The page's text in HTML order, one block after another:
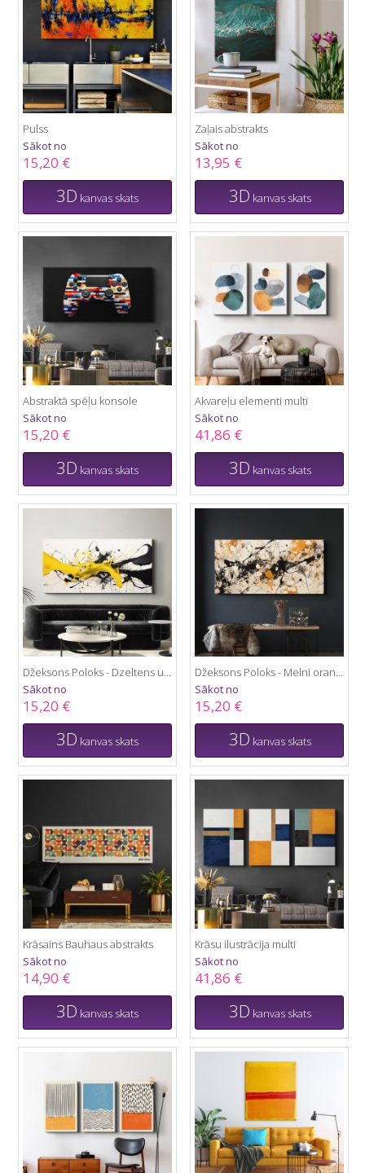
Pulss
Sākot no
15,20 €
3D kanvas skats
Zaļais abstrakts
Sākot no
13,95 €
3D kanvas skats
Abstraktā spēļu konsole
Sākot no
15,20 €
3D kanvas skats
Akvareļu elementi multi
Sākot no
41,86 €
3D kanvas skats
Džeksons Poloks - Dzeltens un melns
Sākot no
15,20 €
3D kanvas skats
Džeksons Poloks - Melni oranžs
Sākot no
15,20 €
3D kanvas skats
Krāsains Bauhaus abstrakts
Sākot no
14,90 €
3D kanvas skats
Krāsu ilustrācija multi
Sākot no
41,86 €
3D kanvas skats